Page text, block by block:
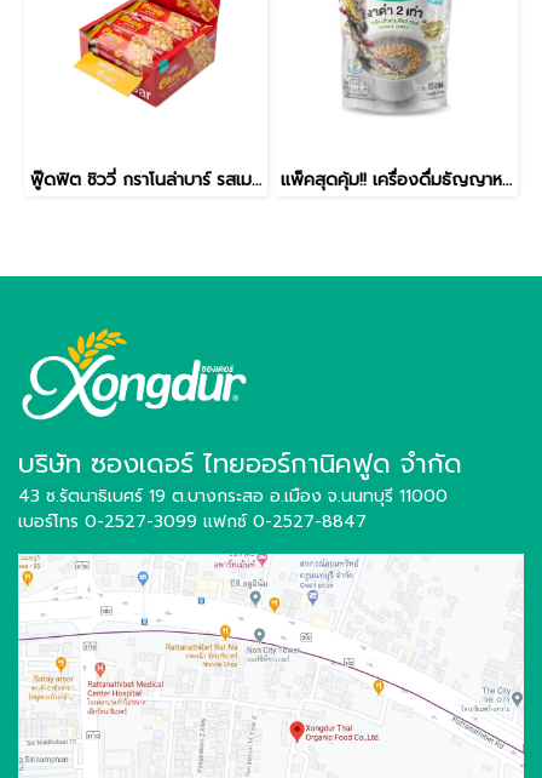
ฟู๊ดฟิต ชิววี่ กราโนล่าบาร์ รสเมเปิ้ลฮันนี่โทสต์ (12แท่ง) ซองเดอร์ Foodfiit Chewy Granola Bar แพ็คสุดคุ้ม!! เครื่องดื่มธัญญาหารโฮลเกรนผสมงาดำสำเร็จรูป สูตรหวานน้อย (บรรจุ 15 ซอง) Xongdur ซองเดอร์
บริษัท ซองเดอร์ ไทยออร์กานิคฟูด จำกัด
43 ซ.รัตนาธิเบศร์ 19 ต.บางกระสอ อ.เมือง จ.นนทบุรี 11000
เบอร์โทร 0-2527-3099 แฟกซ์ 0-2527-8847